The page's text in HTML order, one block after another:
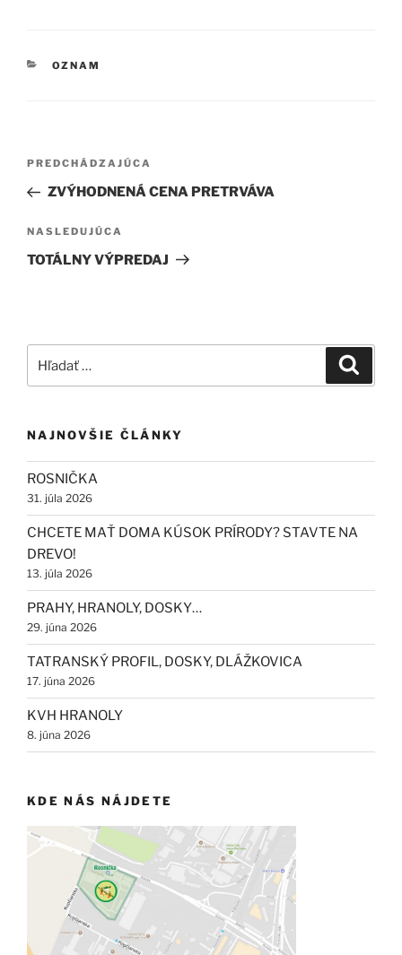
KATEGÓRIE
OZNAM
Navigácia
článku
Predchádzajúci
článok
PREDCHÁDZAJÚCA
ZVÝHODNENÁ CENA PRETRVÁVA
Ďalší
článok
NASLEDUJÚCA
TOTÁLNY VÝPREDAJ
NAJNOVŠIE ČLÁNKY
ROSNIČKA
31. júla 2026
CHCETE MAŤ DOMA KÚSOK PRÍRODY? STAVTE NA
DREVO!
13. júla 2026
PRAHY, HRANOLY, DOSKY…
29. júna 2026
TATRANSKÝ PROFIL, DOSKY, DLÁŽKOVICA
17. júna 2026
KVH HRANOLY
8. júna 2026
KDE NÁS NÁJDETE